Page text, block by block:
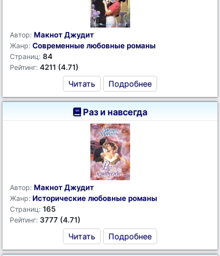
Автор: Макнот Джудит
Жанр: Современные любовные романы
Страниц: 84
Рейтинг: 4211 (4.71)
Читать Подробнее
Раз и навсегда
Автор: Макнот Джудит
Жанр: Исторические любовные романы
Страниц: 165
Рейтинг: 3777 (4.71)
Читать Подробнее